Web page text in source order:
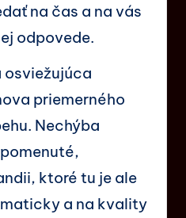
na čas a na vás
odpovede.
osviežujúca
priemerného
Nechýba
ktoré tu je ale
a na kvality